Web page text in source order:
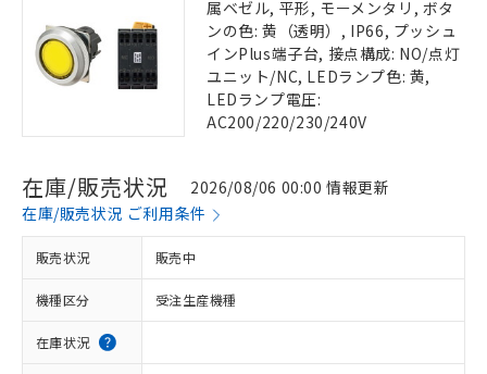
属ベゼル, 平形, モーメンタリ, ボタ
ンの色: 黄（透明）, IP66, プッシュ
インPlus端子台, 接点構成: NO/点灯
ユニット/NC, LEDランプ色: 黄,
LEDランプ電圧:
AC200/220/230/240V
在庫/販売状況
2026/08/06 00:00 情報更新
在庫/販売状況 ご利用条件
販売状況 販売中
機種区分 受注生産機種
在庫状況